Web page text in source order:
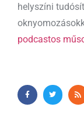
helyszíni
podcastos